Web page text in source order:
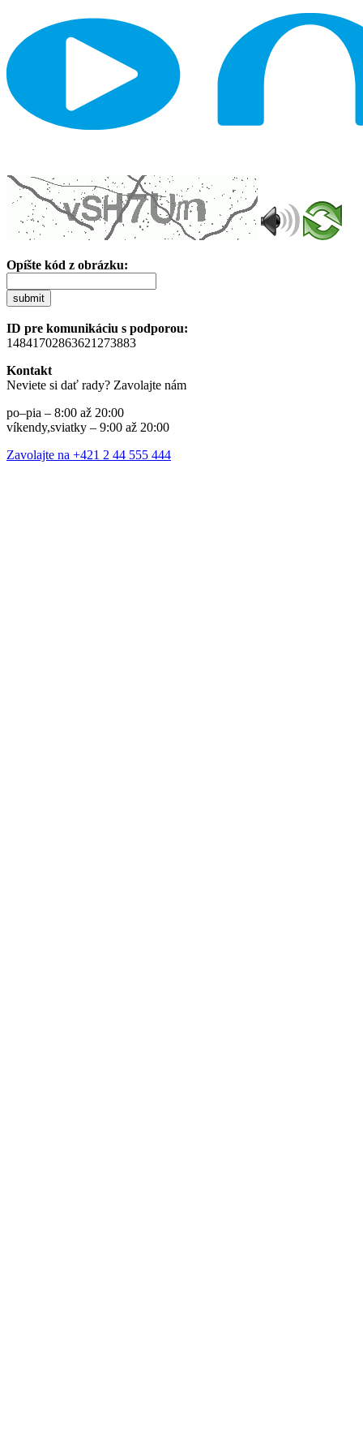
Opíšte kód z obrázku:
submit
ID pre komunikáciu s podporou:
14841702863621273883
Kontakt
Neviete si dať rady? Zavolajte nám
po–pia – 8:00 až 20:00
víkendy,sviatky – 9:00 až 20:00
Zavolajte na +421 2 44 555 444